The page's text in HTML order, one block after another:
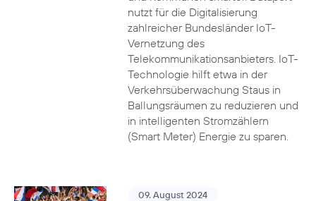
nutzt für die Digitalisierung
zahlreicher Bundesländer IoT-
Vernetzung des
Telekommunikationsanbieters. IoT-
Technologie hilft etwa in der
Verkehrsüberwachung Staus in
Ballungsräumen zu reduzieren und
in intelligenten Stromzählern
(Smart Meter) Energie zu sparen.
09. August 2024